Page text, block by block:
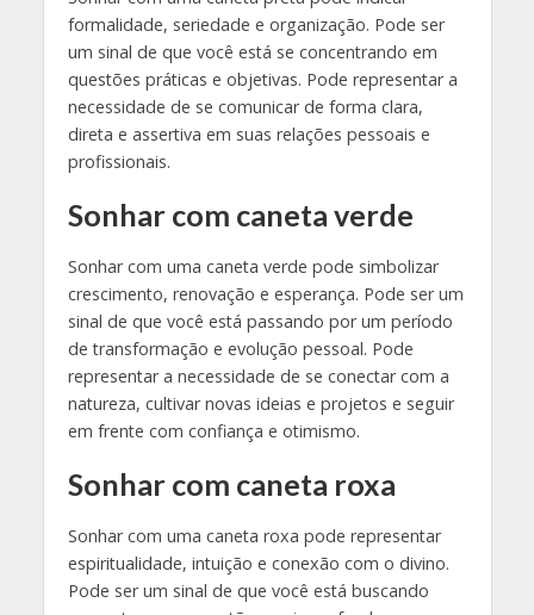
formalidade, seriedade e organização. Pode ser
um sinal de que você está se concentrando em
questões práticas e objetivas. Pode representar a
necessidade de se comunicar de forma clara,
direta e assertiva em suas relações pessoais e
profissionais.
Sonhar com caneta verde
Sonhar com uma caneta verde pode simbolizar
crescimento, renovação e esperança. Pode ser um
sinal de que você está passando por um período
de transformação e evolução pessoal. Pode
representar a necessidade de se conectar com a
natureza, cultivar novas ideias e projetos e seguir
em frente com confiança e otimismo.
Sonhar com caneta roxa
Sonhar com uma caneta roxa pode representar
espiritualidade, intuição e conexão com o divino.
Pode ser um sinal de que você está buscando